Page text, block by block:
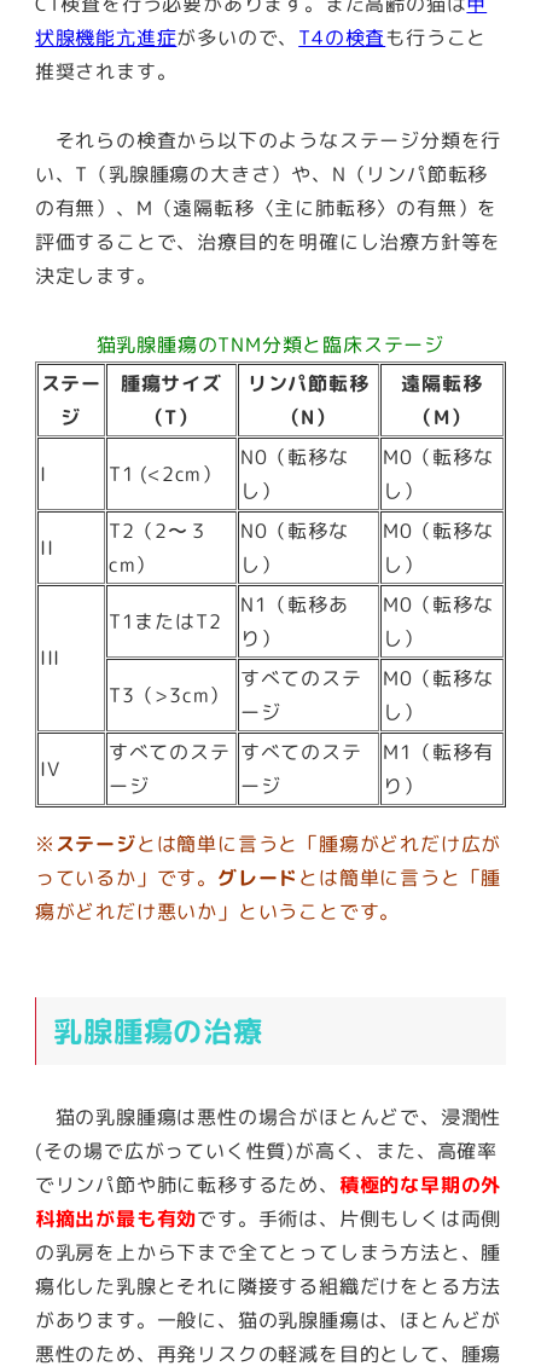
状腺機能亢進症が多いので、 T4の検査も行うこと
推奨されます。
それらの検査から以下のようなステージ分類を行
い、T（乳腺腫瘍の大きさ）や、N（リンパ節転移
の有無）、M（遠隔転移〈主に肺転移〉の有無）を
評価することで、治療目的を明確にし治療方針等を
決定します。
猫乳腺腫瘍のTNM分類と臨床ステージ
ステー
ジ
腫瘍サイズ
（T）
リンパ節転移
（N）
遠隔転移
（M）
I T1 (<2cm）
N0（転移な
し）
M0（転移な
し）
II
T2（2〜３
cm）
N0（転移な
し）
M0（転移な
し）
III
T1またはT2
N1（転移あ
り）
M0（転移な
し）
T3（>3cm）
すべてのステ
ージ
M0（転移な
し）
IV
すべてのステ
ージ
すべてのステ
ージ
M1（転移有
り）
※ ステージとは簡単に言うと「腫瘍がどれだけ広が
っているか」です。 グレード とは簡単に言うと「腫
瘍がどれだけ悪いか」ということです。
乳腺腫瘍の治療
猫の乳腺腫瘍は悪性の場合がほとんどで、浸潤性
(その場で広がっていく性質)が高く、また、高確率
でリンパ節や肺に転移するため、 積極的な早期の外
科摘出が最も有効です。手術は、片側もしくは両側
の乳房を上から下まで全てとってしまう方法と、腫
瘍化した乳腺とそれに隣接する組織だけをとる方法
があります。 一般に、猫の乳腺腫瘍は、ほとんどが
悪性のため、再発リスクの軽減を目的として、腫瘍